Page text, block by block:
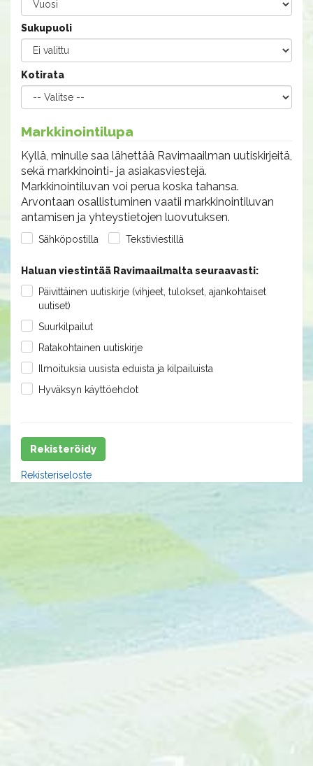
Sukupuoli
Kotirata
Markkinointilupa
Kyllä, minulle saa lähettää Ravimaailman uutiskirjeitä,
sekä markkinointi- ja asiakasviestejä.
Markkinointiluvan voi perua koska tahansa.
Arvontaan osallistuminen vaatii markkinointiluvan
antamisen ja yhteystietojen luovutuksen.
Sähköpostilla Tekstiviestillä
Haluan viestintää Ravimaailmalta seuraavasti:
Päivittäinen uutiskirje (vihjeet, tulokset, ajankohtaiset
uutiset)
Suurkilpailut
Ratakohtainen uutiskirje
Ilmoituksia uusista eduista ja kilpailuista
Hyväksyn käyttöehdot
Rekisteröidy
Rekisteriseloste